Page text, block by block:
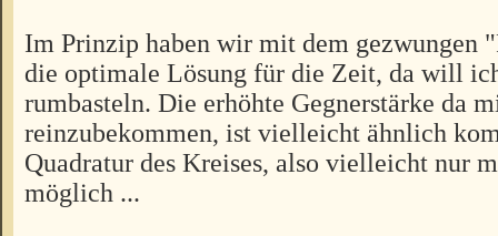
Im Prinzip haben wir mit dem gezwungen
die optimale Lösung für die Zeit, da will
rumbasteln. Die erhöhte Gegnerstärke da
reinzubekommen, ist vielleicht ähnlich
Quadratur des Kreises, also vielleicht nur
möglich ...